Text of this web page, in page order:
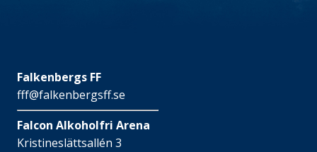
Falkenbergs FF
fff@falkenbergsff.se
Falcon Alkoholfri Arena
Kristineslättsallén 3